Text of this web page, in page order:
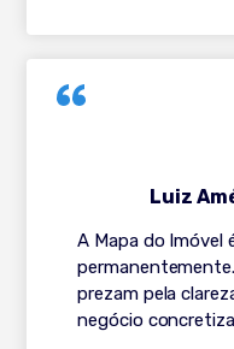
A Mapa do Imóvel
prezam pela
negócio
Luiz